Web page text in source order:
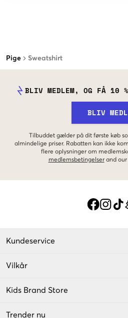
Pige Sweatshirt
BLIV MEDLEM, OG FÅ 10
BLIV
Tilbuddet gælder på dit første køb
almindelige priser. Rabatten kan ikke
flere oplysninger om
medlemsbetingelser and our
Kundeservice
Vilkår
Kids Brand Store
Trender nu